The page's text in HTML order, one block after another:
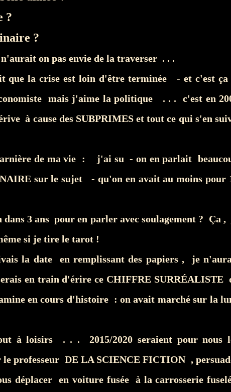
?
?
on pas envie de la traverser . . .
que la crise est loin d'être terminée - et c'est ça
mais j'aime la politique . . . c'est en
à cause des SUBPRIMES et tout ce qui s'en
de ma vie : j'ai su - on en parlait
sur le sujet - qu'on en avait au moins pour
3 ans pour en parler avec soulagement ? Ça ,
si je tire le tarot !
la date en remplissant des papiers , je
en train d'érire ce CHIFFRE SURRÉALISTE
en cours d'histoire : on avait marché sur la
à loisirs . . . 2015/2020 seraient pour nous
professeur DE LA SCIENCE FICTION ,
déplacer en voiture fusée à la carrosserie